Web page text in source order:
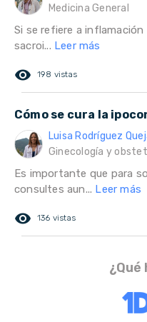
Medicina General
Si se refiere a
sacroi... Leer más
remove_red_eye 198 vistas
Cómo se cura la
Luisa Rodríguez
Ginecología y
Es importante que para
consultes aun... Leer más
remove_red_eye 136 vistas
¿Qué